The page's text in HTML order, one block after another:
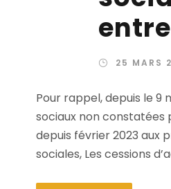
25 MARS
Pour rappel, depuis le 9
sociaux non constatées
depuis février 2023 aux
sociales, Les cessions